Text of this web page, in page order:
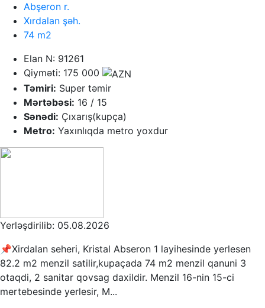
Abşeron r.
Xırdalan şəh.
74 m2
Elan N: 91261
Qiyməti: 175 000
Təmiri: Super təmir
Mərtəbəsi: 16 / 15
Sənədi: Çıxarış(kupça)
Metro: Yaxınlıqda metro yoxdur
Yerləşdirilib: 05.08.2026
📌Xirdalan seheri, Kristal Abseron 1 layihesinde yerlesen
82.2 m2 menzil satilir,kupaçada 74 m2 menzil qanuni 3
otaqdi, 2 sanitar qovsag daxildir. Menzil 16-nin 15-ci
mertebesinde yerlesir, M...